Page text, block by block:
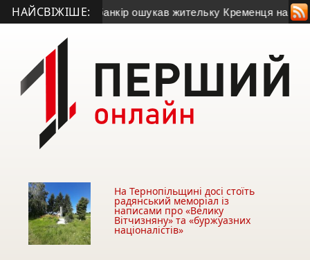
НАЙСВІЖІШЕ:
• Псевдобанкір ошукав жительку Кременця на 28 тисяч
На Тернопільщині досі стоїть
радянський меморіал із
написами про «Велику
Вітчизняну» та «буржуазних
націоналістів»